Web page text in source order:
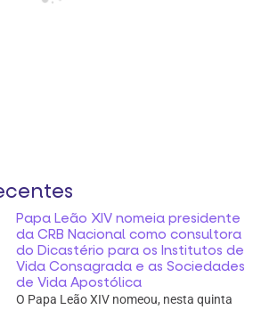
Papa Leão XIV nomeia presidente
da CRB Nacional como consultora
do Dicastério para os Institutos de
Vida Consagrada e as Sociedades
de Vida Apostólica
O Papa Leão XIV nomeou, nesta quinta